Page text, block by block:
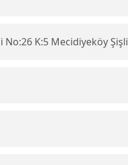
No:26 K:5 Mecidiyeköy Şişli